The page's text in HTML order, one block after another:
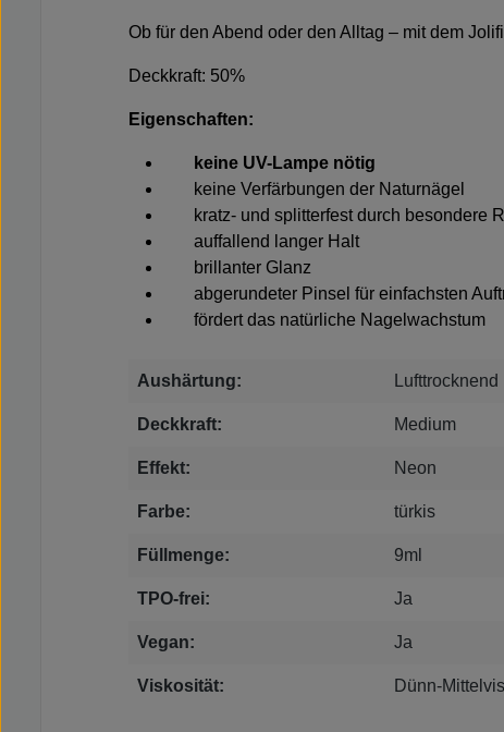
Ob für den Abend oder den Alltag – mit dem
Deckkraft: 50%
Eigenschaften:
keine UV-Lampe nötig
keine Verfärbungen der Naturnägel
kratz- und splitterfest durch besondere
auffallend langer Halt
brillanter Glanz
abgerundeter Pinsel für einfachsten
fördert das natürliche Nagelwachstum
Aushärtung: Lufttrocknend
Deckkraft: Medium
Effekt: Neon
Farbe: türkis
Füllmenge: 9ml
TPO-frei: Ja
Vegan: Ja
Viskosität: Dünn-